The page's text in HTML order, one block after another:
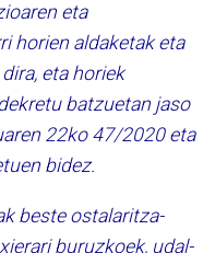
eta
horien aldaketak eta
eta horiek
batzuetan jaso
22ko 47/2020 eta
bidez.
beste ostalaritza-
buruzkoek, udal-